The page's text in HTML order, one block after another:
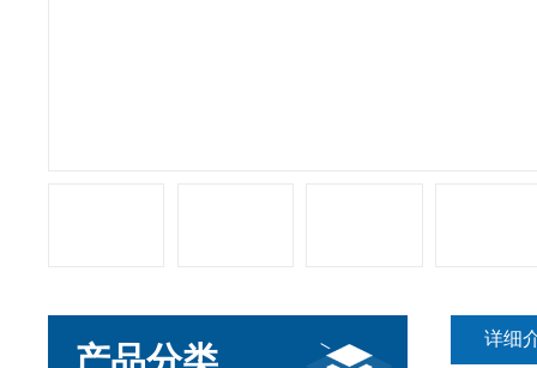
详细